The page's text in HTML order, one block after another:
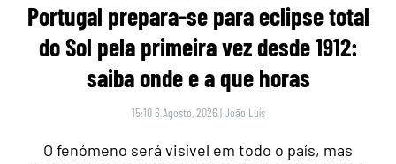
Portugal prepara-se para eclipse total
do Sol pela primeira vez desde 1912:
saiba onde e a que horas
15:10 6 Agosto, 2026 |João Luís
O fenómeno será visível em todo o país, mas